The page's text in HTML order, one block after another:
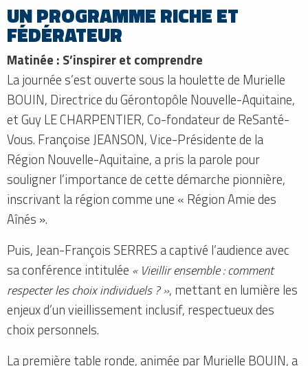
UN PROGRAMME RICHE ET
FÉDÉRATEUR
Matinée : S’inspirer et comprendre
La journée s’est ouverte sous la houlette de Murielle
BOUIN, Directrice du Gérontopôle Nouvelle-Aquitaine,
et Guy LE CHARPENTIER, Co-fondateur de ReSanté-
Vous. Françoise JEANSON, Vice-Présidente de la
Région Nouvelle-Aquitaine, a pris la parole pour
souligner l’importance de cette démarche pionnière,
inscrivant la région comme une « Région Amie des
Aînés ».
Puis, Jean-François SERRES a captivé l’audience avec
sa conférence intitulée « Vieillir ensemble : comment
respecter les choix individuels ? », mettant en lumière les
enjeux d’un vieillissement inclusif, respectueux des
choix personnels.
La première table ronde, animée par Murielle BOUIN, a